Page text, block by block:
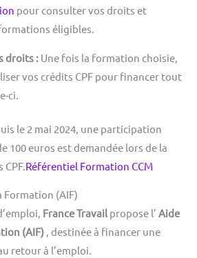
pour consulter vos droits et
éligibles.
droits : Une fois la formation choisie,
vos crédits CPF pour financer tout
ci.
le 2 mai 2024, une participation
100 euros est demandée lors de la
Référentiel Formation CCM
Formation (AIF)
France Travailpropose l’ Aide
(AIF) , destinée à financer une
retour à l’emploi.